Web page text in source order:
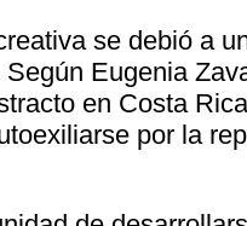
se debió a
Eugenia
en Costa
por la